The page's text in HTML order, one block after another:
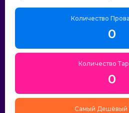
Количество
0
Количество
0
Самый Дешёвый